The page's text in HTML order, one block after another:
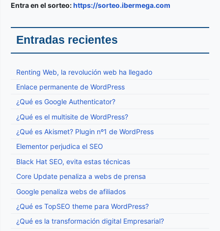
Entra en el sorteo:https://sorteo.ibermega.com
Entradas recientes
Renting Web, la revolución web ha llegado
Enlace permanente de WordPress
¿Qué es Google Authenticator?
¿Qué es el multisite de WordPress?
¿Qué es Akismet? Plugin nº1 de WordPress
Elementor perjudica el SEO
Black Hat SEO, evita estas técnicas
Core Update penaliza a webs de prensa
Google penaliza webs de afiliados
¿Qué es TopSEO theme para WordPress?
¿Qué es la transformación digital Empresarial?